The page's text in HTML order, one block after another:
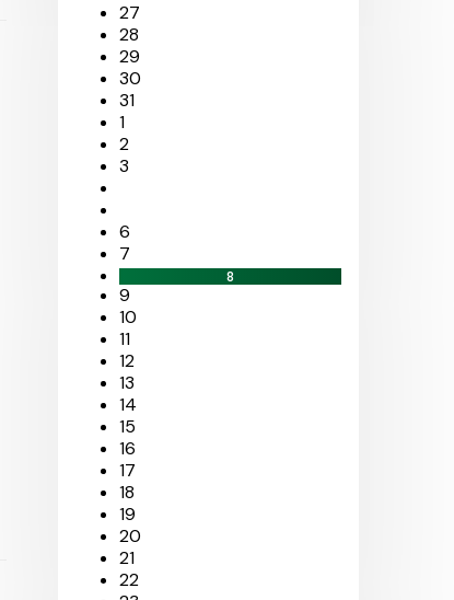
27
28
29
30
31
1
2
3
6
7
8
9
10
11
12
13
14
15
16
17
18
19
20
21
22